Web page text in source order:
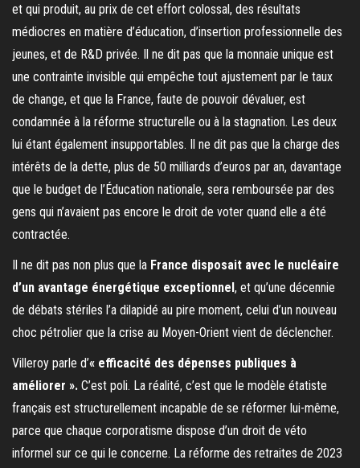
et qui produit, au prix de cet effort colossal, des résultats
médiocres en matière d’éducation, d’insertion professionnelle des
jeunes, et de R&D privée. Il ne dit pas que la monnaie unique est
une contrainte invisible qui empêche tout ajustement par le taux
de change, et que la France, faute de pouvoir dévaluer, est
condamnée à la réforme structurelle ou à la stagnation. Les deux
lui étant également insupportables. Il ne dit pas que la charge des
intérêts de la dette, plus de 50 milliards d’euros par an, davantage
que le budget de l’Éducation nationale, sera remboursée par des
gens qui n’avaient pas encore le droit de voter quand elle a été
contractée.
Il ne dit pas non plus que la France disposait avec le nucléaire
d’un avantage énergétique exceptionnel, et qu’une décennie
de débats stériles l’a dilapidé au pire moment, celui d’un nouveau
choc pétrolier que la crise au Moyen-Orient vient de déclencher.
Villeroy parle d’« efficacité des dépenses publiques à
améliorer ». C’est poli. La réalité, c’est que le modèle étatiste
français est structurellement incapable de se réformer lui-même,
parce que chaque corporatisme dispose d’un droit de véto
informel sur ce qui le concerne. La réforme des retraites de 2023